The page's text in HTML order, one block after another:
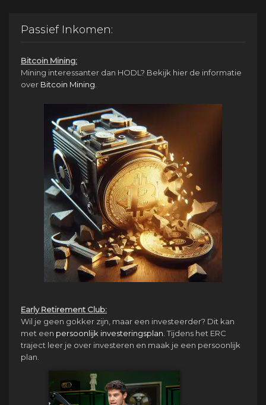
Passief Inkomen:
Bitcoin Mining:
Mining interessanter dan HODL? Bekijk hier de informatie
over Bitcoin Mining
Early Retirement Club:
Wil je geen gokker zijn, maar een investeerder? Dit kan
met een persoonlijk investeringsplan. Tijdens het ERC
traject leer je over investeren en maak je een persoonlijk
plan.